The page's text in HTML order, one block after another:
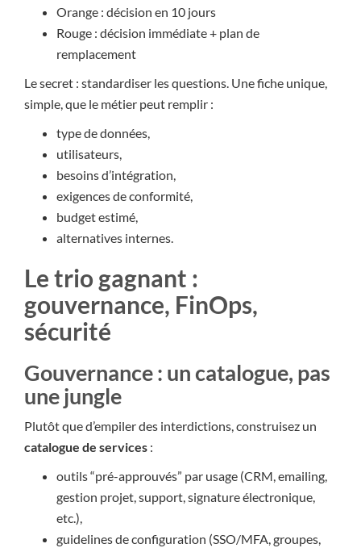
Orange : décision en 10 jours
Rouge : décision immédiate + plan de
remplacement
Le secret : standardiser les questions. Une fiche unique,
simple, que le métier peut remplir :
type de données,
utilisateurs,
besoins d’intégration,
exigences de conformité,
budget estimé,
alternatives internes.
Le trio gagnant :
gouvernance, FinOps,
sécurité
Gouvernance : un catalogue, pas
une jungle
Plutôt que d’empiler des interdictions, construisez un
catalogue de services :
outils “pré-approuvés” par usage (CRM, emailing,
gestion projet, support, signature électronique,
etc.),
guidelines de configuration (SSO/MFA, groupes,